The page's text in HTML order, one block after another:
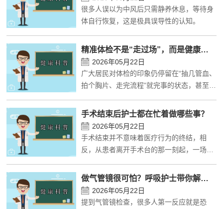
很多人误以为中风后只需静养休息，等待身
体自行恢复，这是极具误导性的认知。
精准体检不是“走过场”，而是健康管理的“起跑线”
2026年05月22日
广大居民对体检的印象仍停留在“抽几管血、
拍个胸片、走完流程”就完事的状态，甚至认
场。
手术结束后护士都在忙着做哪些事？
2026年05月22日
手术结束并不意味着医疗行为的终结，相
反，从患者离开手术台的那一刻起，一场围
菌控制的精密流程才刚刚展开。
做气管镜很可怕？呼吸护士带你解锁真实检查全过程
2026年05月22日
提到气管镜检查，很多人第一反应就是恐